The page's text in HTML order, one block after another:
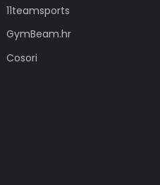
11teamsports
GymBeam.hr
Cosori